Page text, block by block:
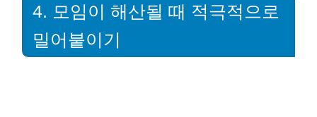
4. 모임이 해산될 때 적극적으로
밀어붙이기